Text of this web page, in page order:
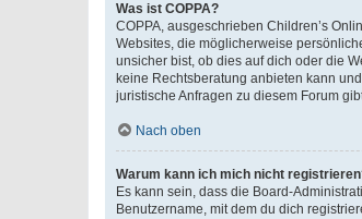
Was ist COPPA?
COPPA, ausgeschrieben Children’s
Websites, die möglicherweise
unsicher bist, ob dies auf dich oder die
keine Rechtsberatung anbieten kann
juristische Anfragen zu diesem Forum
Nach oben
Warum kann ich mich nicht
Es kann sein, dass die Board-
Benutzername, mit dem du dich